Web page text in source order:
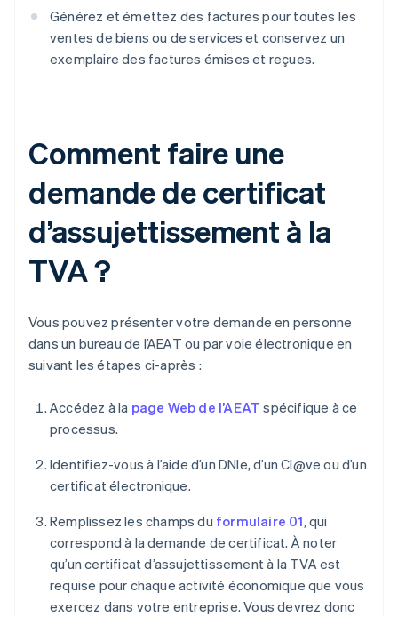
Générez et émettez des factures pour toutes les
ventes de biens ou de services et conservez un
exemplaire des factures émises et reçues.
Comment faire une
demande de certificat
d’assujettissement à la
TVA ?
Vous pouvez présenter votre demande en personne
dans un bureau de l’AEAT ou par voie électronique en
suivant les étapes ci-après :
Accédez à la page Web de l’AEAT spécifique à ce
processus.
Identifiez-vous à l’aide d’un DNIe, d’un Cl@ve ou d’un
certificat électronique.
Remplissez les champs du formulaire 01, qui
correspond à la demande de certificat. À noter
qu’un certificat d’assujettissement à la TVA est
requise pour chaque activité économique que vous
exercez dans votre entreprise. Vous devrez donc